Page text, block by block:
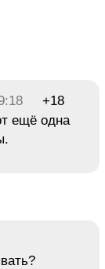
+18
ещё одна